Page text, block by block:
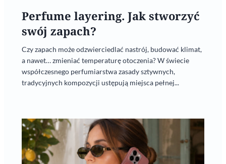
Perfume layering. Jak stworzyć
swój zapach?
Czy zapach może odzwierciedlać nastrój, budować klimat,
a nawet… zmieniać temperaturę otoczenia? W świecie
współczesnego perfumiarstwa zasady sztywnych,
tradycyjnych kompozycji ustępują miejsca pełnej...